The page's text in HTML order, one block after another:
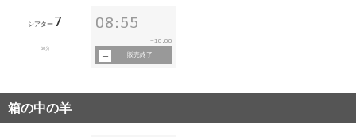
シアター 7
60分
08:55
~10:00
販売終了
箱の中の羊